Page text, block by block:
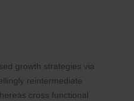
growth strategies via
reintermediate
cross functional